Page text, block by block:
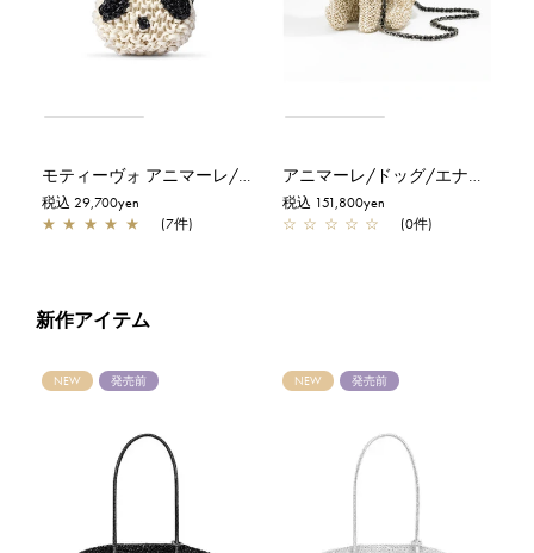
税込 29,700yen
★ ★ ★ ★ ★ (7件)
税込 151,800yen
☆ ☆ ☆ ☆ ☆ (0件)
新作アイテム
NEW 発売前 NEW 発売前